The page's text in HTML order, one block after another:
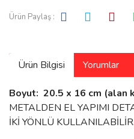
Ürün Paylaş :
Ürün Bilgisi Yorumlar
Boyut: 20.5 x 16 cm (alan
METALDEN EL YAPIMI
İKİ YÖNLÜ KULLANILABİLİR.